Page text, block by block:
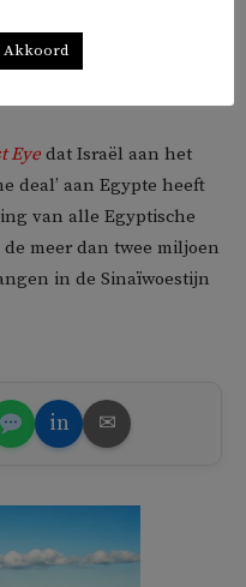
heeft aan
70.000 gewonden
Eye dat Israël aan het
deal’ aan Egypte heeft
van alle Egyptische
meer dan twee miljoen
in de Sinaïwoestijn
in ✉
Akkoord